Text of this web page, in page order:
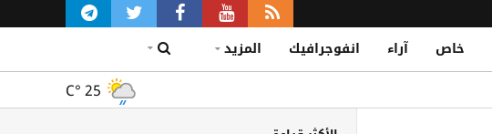
خاص آراء انفوجرافيك المزيد
C° 25